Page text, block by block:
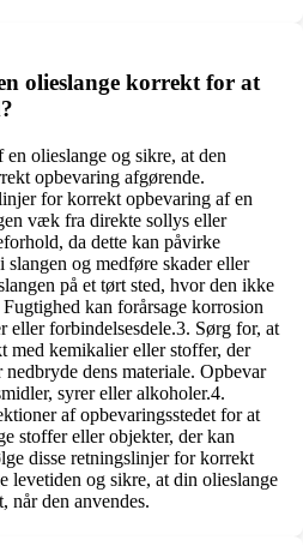
olieslange korrekt for at
olieslange og sikre, at den
opbevaring afgørende.
for korrekt opbevaring af en
væk fra direkte sollys eller
da dette kan påvirke
slangen og medføre skader eller
på et tørt sted, hvor den ikke
kan forårsage korrosion
eller forbindelsesdele.3. Sørg for, at
med kemikalier eller stoffer, der
dens materiale. Opbevar
syrer eller alkoholer.4.
af opbevaringsstedet for at
stoffer eller objekter, der kan
disse retningslinjer for korrekt
levetiden og sikre, at din olieslange
når den anvendes.